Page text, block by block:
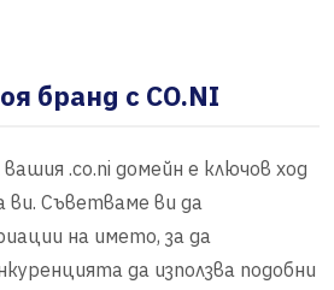
бранд с CO.NI
.co.ni домейн е ключов ход
ви. Съветваме ви да
на името, за да
да използва подобни